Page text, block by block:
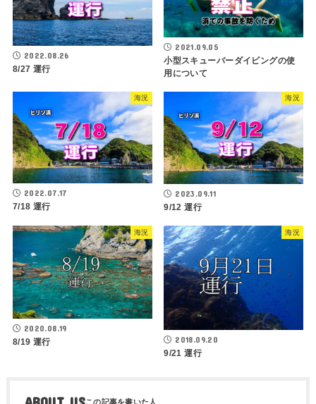
2022.08.26
8/27 運行
2021.09.05
小型スキューバーダイビングの使
用について
海況
2022.07.17
7/18 運行
海況
2023.09.11
9/12 運行
海況
2020.08.19
8/19 運行
海況
2018.09.20
9/21 運行